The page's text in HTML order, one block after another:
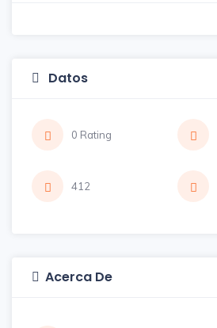
Datos
0 Rating
412
Acerca De